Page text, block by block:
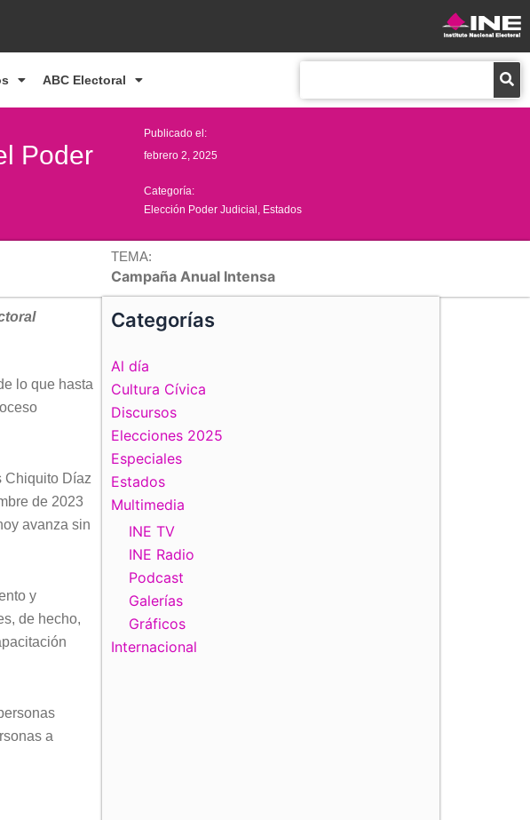
ABC Electoral
Poder
Publicado el:
febrero 2, 2025
Categoría:
Elección Poder Judicial Estados
TEMA:
Campaña Anual Intensa
lo que hasta
Chiquito Díaz
de 2023
avanza sin
y
de hecho,
a
Categorías
Al día
Cultura Cívica
Discursos
Elecciones 2025
Especiales
Estados
Multimedia
INE TV
INE Radio
Podcast
Galerías
Gráficos
Internacional